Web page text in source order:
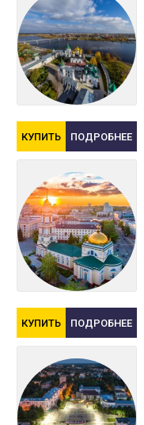
КУПИТЬ ПОДРОБНЕЕ
КУПИТЬ ПОДРОБНЕЕ